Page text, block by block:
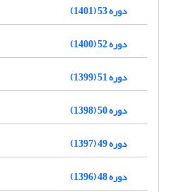
دوره 53 (1401)
دوره 52 (1400)
دوره 51 (1399)
دوره 50 (1398)
دوره 49 (1397)
دوره 48 (1396)